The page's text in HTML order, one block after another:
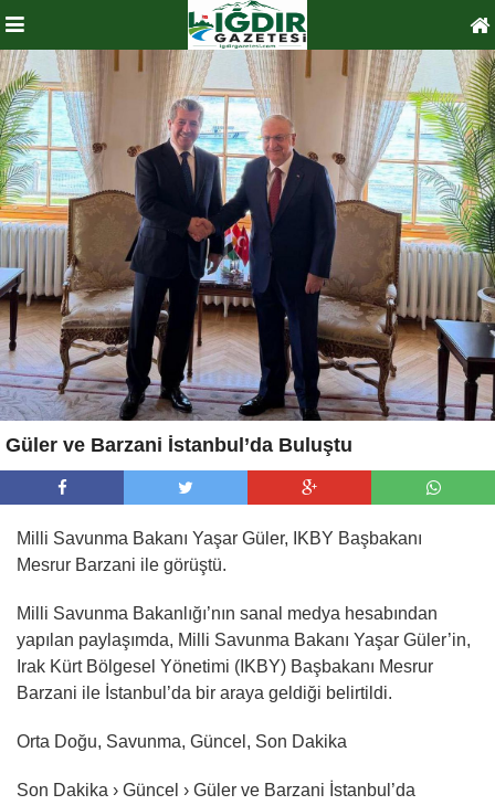
Güler ve Barzani İstanbul’da Buluştu
Milli Savunma Bakanı Yaşar Güler, IKBY Başbakanı
Mesrur Barzani ile görüştü.
Milli Savunma Bakanlığı’nın sanal medya hesabından
yapılan paylaşımda, Milli Savunma Bakanı Yaşar Güler’in,
Irak Kürt Bölgesel Yönetimi (IKBY) Başbakanı Mesrur
Barzani ile İstanbul’da bir araya geldiği belirtildi.
Orta Doğu, Savunma, Güncel, Son Dakika
Son Dakika › Güncel › Güler ve Barzani İstanbul’da